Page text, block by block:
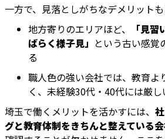
一方で、見落としがちなデメリットも
地方寄りのエリアほど、
「見
ばらく様子見」 という古い感覚
る
職人色の強い会社では、教育よ
く、未経験30代・40代には厳し
埼玉で働くメリットを活かすには、
グと教育体制をきちんと整えている